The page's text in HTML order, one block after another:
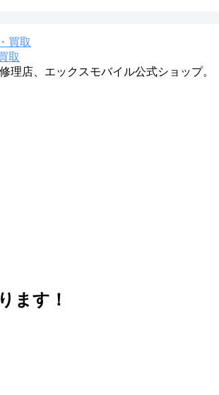
取
理店、エックスモバイル公式ショップ。
ます！